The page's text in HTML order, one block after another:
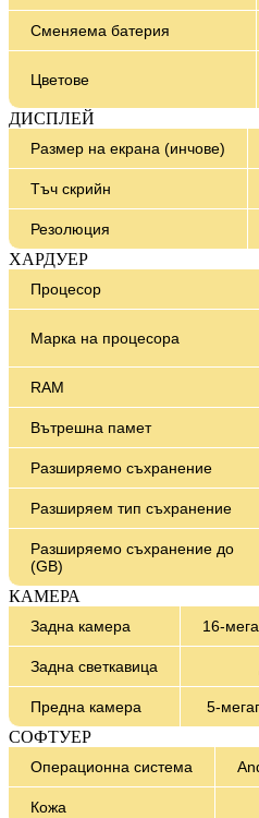
Сменяема батерия
Цветове
ДИСПЛЕЙ
Размер на екрана (инчове)
Тъч скрийн
Резолюция
ХАРДУЕР
Процесор
Марка на процесора
RAM
Вътрешна памет
Разширяемо съхранение
Разширяем тип съхранение
Разширяемо съхранение до
(GB)
КАМЕРА
Задна камера 16-
Задна светкавица
Предна камера 5-
СОФТУЕР
Операционна система
Кожа